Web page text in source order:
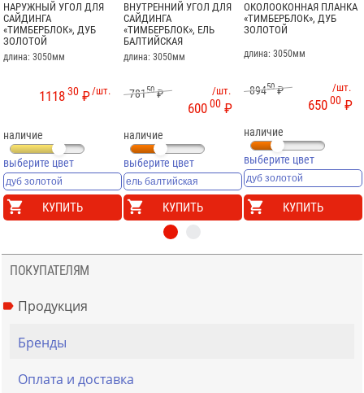
НАРУЖНЫЙ УГОЛ ДЛЯ
САЙДИНГА
«ТИМБЕРБЛОК», ДУБ
ЗОЛОТОЙ
длина: 3050мм
/шт.
111830 ₽
наличие
выберите цвет
КУПИТЬ
ВНУТРЕННИЙ УГОЛ ДЛЯ
САЙДИНГА
«ТИМБЕРБЛОК», ЕЛЬ
БАЛТИЙСКАЯ
длина: 3050мм
78150₽ /шт.
60000 ₽
наличие
выберите цвет
КУПИТЬ
ОКОЛООКОННАЯ ПЛАНКА
«ТИМБЕРБЛОК», ДУБ
ЗОЛОТОЙ
длина: 3050мм
89450₽ /шт.
65000 ₽
наличие
выберите цвет
КУПИТЬ
ПОКУПАТЕЛЯМ
Продукция
Бренды
Оплата и доставка